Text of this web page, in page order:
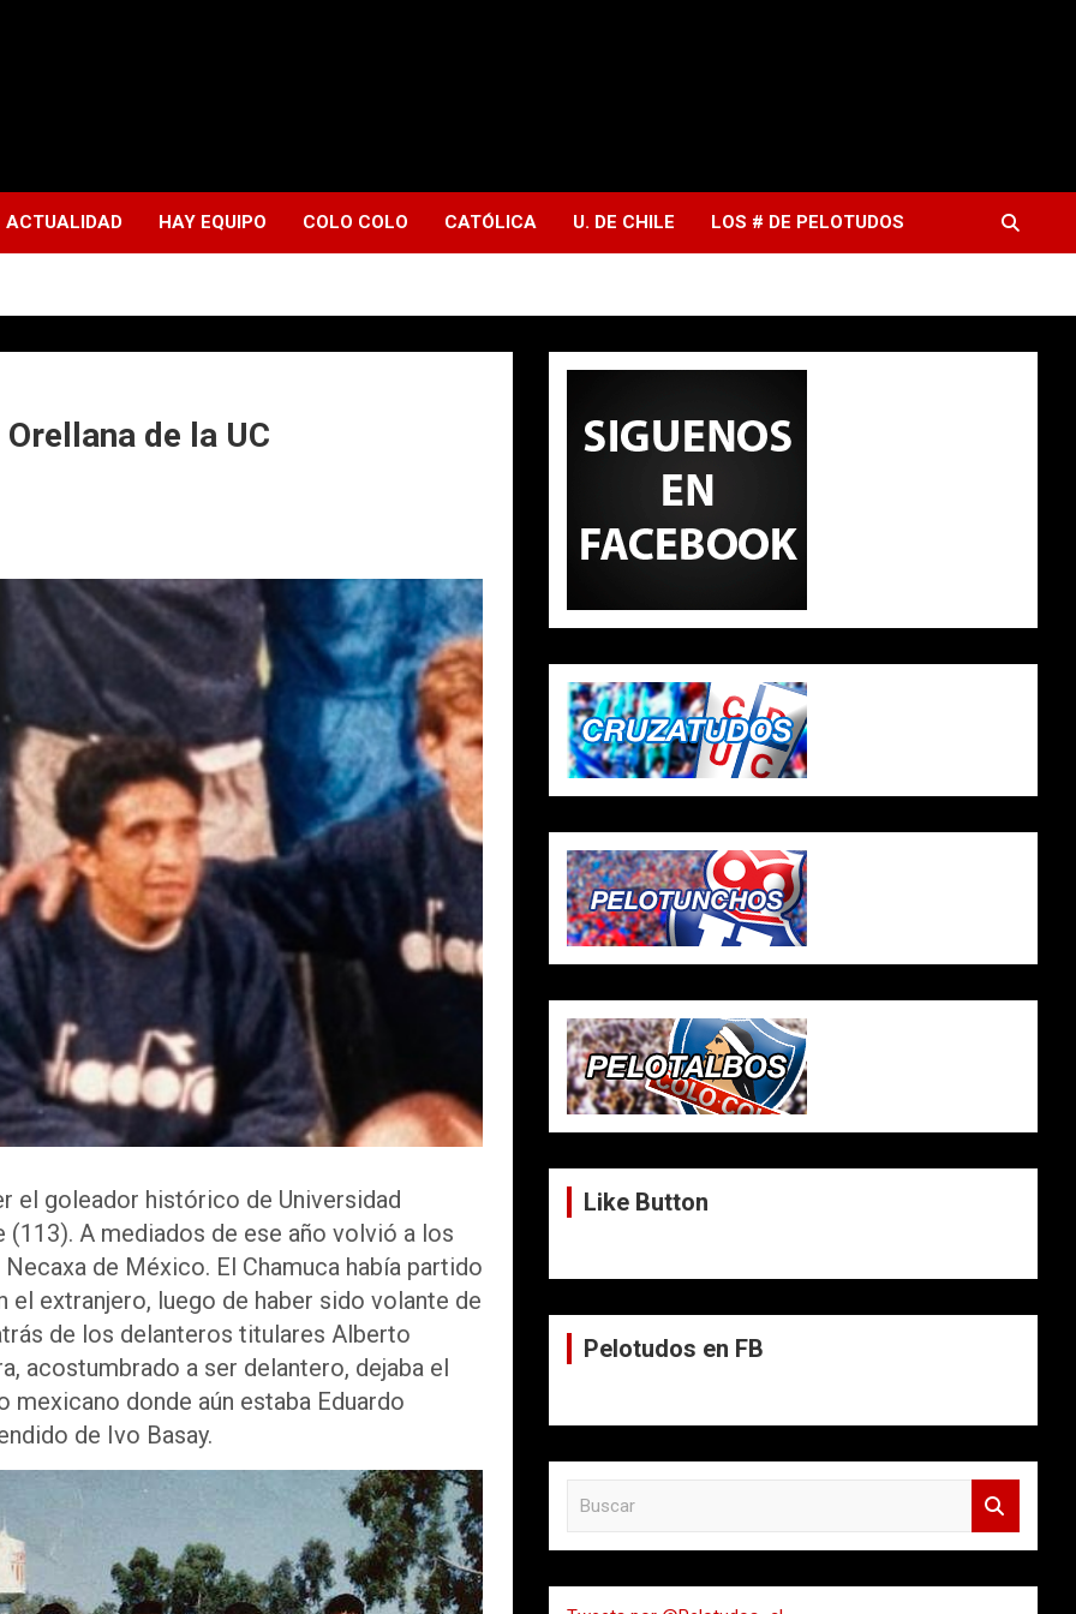
ACTUALIDAD HAY EQUIPO COLO COLO CATÓLICA U. DE CHILE LOS # DE PELOTUDOS
de la UC
el goleador histórico de Universidad
A mediados de ese año volvió a los
de México. El Chamuca había partido
extranjero, luego de haber sido volante de
de los delanteros titulares Alberto
acostumbrado a ser delantero, dejaba el
donde aún estaba Eduardo
de Ivo Basay.
Like Button
Pelotudos en FB
a